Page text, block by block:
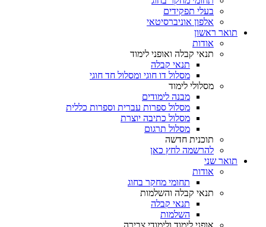
בעלי תפקידים
אלפון אוניברסיטאי
תואר ראשון
אודות
תנאי קבלה ואופני לימוד
תנאי קבלה
מסלול דו חוגי ומסלול חד חוגי
מסלולי לימוד
מבנה לימודים
מסלול ספרות עברית וספרות כללית
מסלול כתיבה יוצרת
מסלול תרגום
תוכנית חדשה
להרשמה לחץ כאן
תואר שני
אודות
תחומי מחקר בחוג
תנאי קבלה והשלמות
תנאי קבלה
השלמות
אופני לימוד ולימודי צבירה